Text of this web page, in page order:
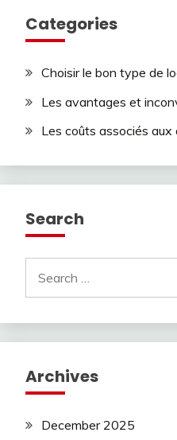
Categories
Choisir le bon type de
Les avantages et
Les coûts associés
Search
for:
Archives
December 2025